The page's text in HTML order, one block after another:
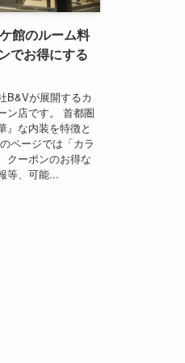
館のルーム料
でお得にする
B&Vが展開するカ
ン店です。 首都圏
』な内装を特徴と
ページでは「カラ
クーポンのお得な
等、可能...